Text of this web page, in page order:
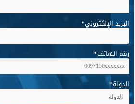
البريد الإلكتروني*
رقم الهاتف*
الدولة*